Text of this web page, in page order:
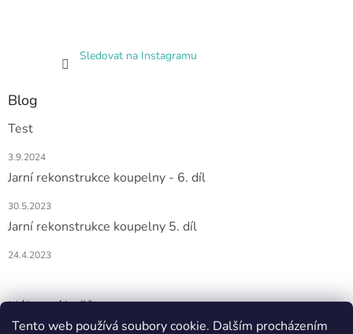
Tento web používá soubory cookie. Dalším procházením
Sledovat na Instagramu
Blog
Test
3.9.2024
Jarní rekonstrukce koupelny - 6. díl
30.5.2023
Jarní rekonstrukce koupelny 5. díl
24.4.2023
Nákupní košík